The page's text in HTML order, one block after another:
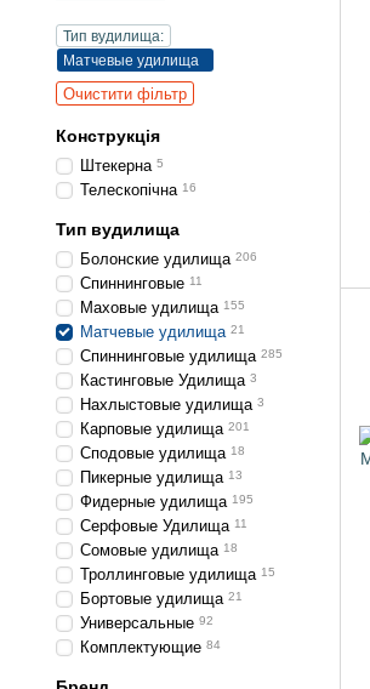
Тип вудилища:
Матчевые удилища
Очистити фільтр
Конструкція
Штекерна 5
Телескопічна 16
Тип вудилища
Болонские удилища 206
Спиннинговые 11
Маховые удилища 155
Матчевые удилища 21
Спиннинговые удилища 285
Кастинговые Удилища 3
Нахлыстовые удилища 3
Карповые удилища 201
Сподовые удилища 18
Пикерные удилища 13
Фидерные удилища 195
Серфовые Удилища 11
Сомовые удилища 18
Троллинговые удилища 15
Бортовые удилища 21
Универсальные 92
Комплектующие 84